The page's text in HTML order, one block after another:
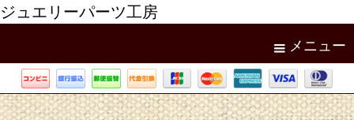
ジュエリーパーツ工房
メニュー